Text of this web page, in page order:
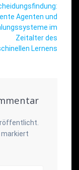
Beitrag:
Agenten und
im
Zeitalter des
Lernens
markiert